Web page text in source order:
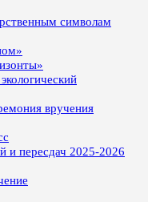
символам
вручения
и пересдач 2025-2026